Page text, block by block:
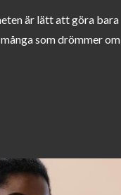
är lätt att göra bara
som drömmer om